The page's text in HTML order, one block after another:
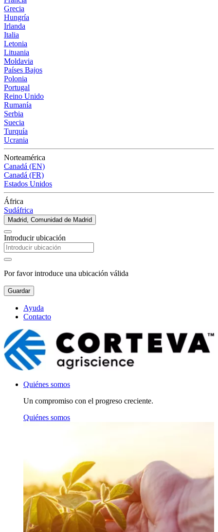
Grecia
Hungría
Irlanda
Italia
Letonia
Lituania
Moldavia
Países Bajos
Polonia
Portugal
Reino Unido
Rumanía
Serbia
Suecia
Turquía
Ucrania
Norteamérica
Canadá (EN)
Canadá (FR)
Estados Unidos
África
Sudáfrica
Madrid, Comunidad de Madrid
Introducir ubicación
Por favor introduce una ubicación válida
Guardar
Ayuda
Contacto
Quiénes somos
Un compromiso con el progreso creciente.
Quiénes somos